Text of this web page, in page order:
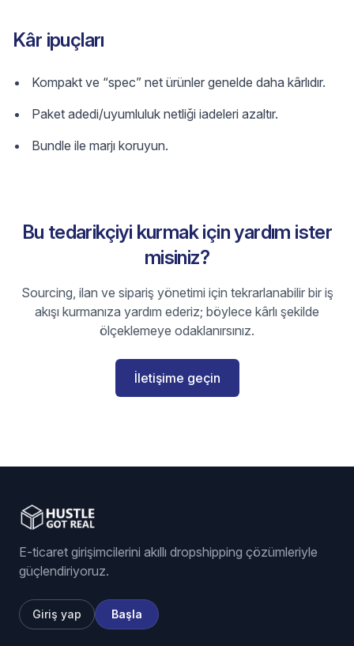
Kâr ipuçları
Kompakt ve “spec” net ürünler genelde daha kârlıdır.
Paket adedi/uyumluluk netliği iadeleri azaltır.
Bundle ile marjı koruyun.
Bu tedarikçiyi kurmak için yardım ister
misiniz?
Sourcing, ilan ve sipariş yönetimi için tekrarlanabilir bir iş
akışı kurmanıza yardım ederiz; böylece kârlı şekilde
ölçeklemeye odaklanırsınız.
İletişime geçin
E-ticaret girişimcilerini akıllı dropshipping çözümleriyle
güçlendiriyoruz.
Giriş yap Başla